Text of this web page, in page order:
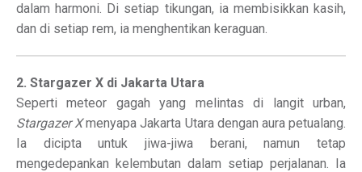
dalam harmoni. Di setiap tikungan, ia membisikkan kasih,
dan di setiap rem, ia menghentikan keraguan.
2. Stargazer X di Jakarta Utara
Seperti meteor gagah yang melintas di langit urban,
Stargazer Xmenyapa Jakarta Utara dengan aura petualang.
Ia dicipta untuk jiwa-jiwa berani, namun tetap
mengedepankan kelembutan dalam setiap perjalanan. Ia